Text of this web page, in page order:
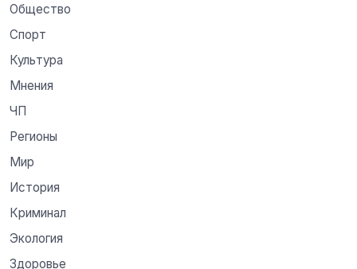
Общество
Спорт
Культура
Мнения
ЧП
Регионы
Мир
История
Криминал
Экология
Здоровье